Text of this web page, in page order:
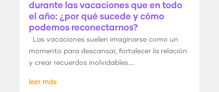
durante las vacaciones que en todo
el año: ¿por qué sucede y cómo
podemos reconectarnos?
Las vacaciones suelen imaginarse como un
momento para descansar, fortalecer la relación
y crear recuerdos inolvidables....
leer más